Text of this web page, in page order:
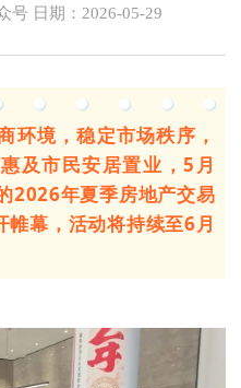
号 日期：2026-05-29
环境 ，稳定市场秩序，
及市民安居置业，5月
2026年夏季房地产交易
帷幕，活动将持续至6月